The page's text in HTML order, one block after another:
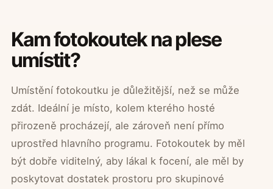
Kam fotokoutek na plese
umístit?
Umístění fotokoutku je důležitější, než se může
zdát. Ideální je místo, kolem kterého hosté
přirozeně procházejí, ale zároveň není přímo
uprostřed hlavního programu. Fotokoutek by měl
být dobře viditelný, aby lákal k focení, ale měl by
poskytovat dostatek prostoru pro skupinové